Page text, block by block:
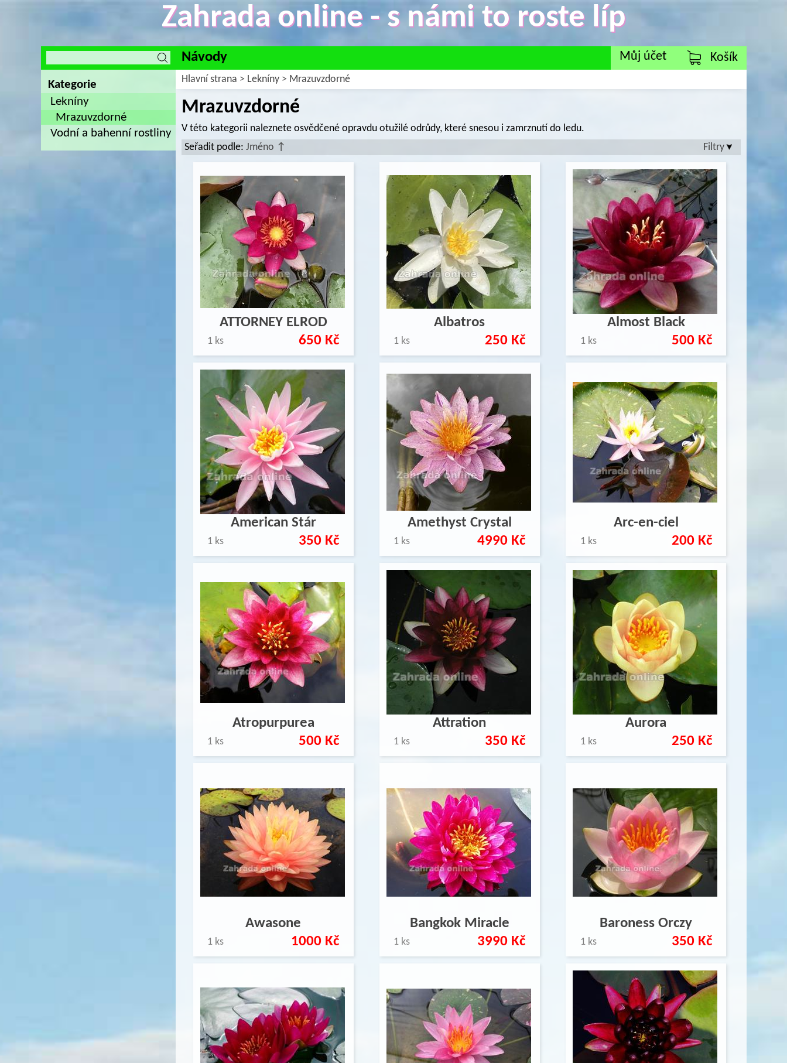
Zahrada online - s námi to roste líp
Návody Můj účet Košík
Kategorie
Lekníny
Mrazuvzdorné
Vodní a bahenní rostliny
Hlavní strana > Lekníny> Mrazuvzdorné
Mrazuvzdorné
V této kategorii naleznete osvědčené opravdu otužilé odrůdy, které snesou i zamrznutí do ledu.
Seřadit podle: Jméno ↑ Filtry
ATTORNEY ELROD
1 ks 650 Kč
Albatros
1 ks 250 Kč
Almost Black
1 ks 500 Kč
American Stár
1 ks 350 Kč
Amethyst Crystal
1 ks 4990 Kč
Arc-en-ciel
1 ks 200 Kč
Atropurpurea
1 ks 500 Kč
Attration
1 ks 350 Kč
Aurora
1 ks 250 Kč
Awasone
1 ks 1000 Kč
Bangkok Miracle
1 ks 3990 Kč
Baroness Orczy
1 ks 350 Kč